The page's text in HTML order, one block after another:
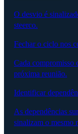
O desvio é
steerco.
Fechar o ciclo nos
Cada compromisso
próxima reunião.
Identificar
As dependências
sinalizam o mesmo